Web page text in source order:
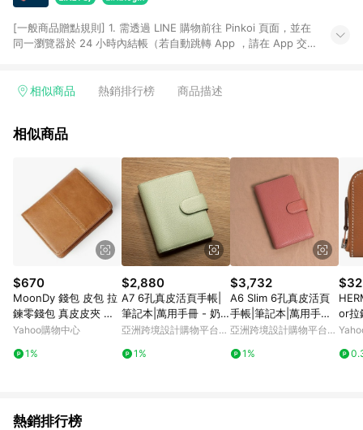
[一般商品贈點規則] 1. 需透過 LINE 購物前往 Pinkoi 頁面，並在
同一瀏覽器於 24 小時內結帳（若自動跳轉 App ，請在 App 交
回饋訂單不得享有 Pinkoi 站方優惠，例如首購優惠，P coins，
行為，不具贈點資格，部分退款不在此限。 6. APP 請更新至
貨後 45 天後發送。 8. 群眾募資商品，禮物卡，開館保證金，補
運費，攤位費等不具贈點資格。 9. LINE 購物站上之商品規格、
顏色、價位、贈品如與 Pinkoi 商品資訊頁及購物車不符，以
Pinkoi 購物商品資訊頁及購物車標示為準。 10. 點數紅包使用規
則請以點數紅包活動說明為準。 11. 若於 LINE 購物前往 Pinkoi
頁面後才首次下載 Pinkoi APP 並完成訂單，不符合導購資格；承
上，首次下載 Pinkoi APP 後，需透過 LINE 購物前往 Pinkoi 頁
面，方享導購資格。
相似商品 熱銷排行榜 商品描述
相似商品
$670
MoonDy 錢包 皮包 拉
鍊零錢包 真皮皮夾 壓
釦皮夾 錢夾 復古皮夾
Yahoo購物中心
1%
$2,880
A7 6孔真皮活頁手帳|
筆記本|萬用手冊 - 奶
綠x米
亞洲跨境設計購物平台
1%
$3,732
A6 Slim 6孔真皮活頁
手帳|筆記本|萬用手冊
- 紅粉菲菲(有扣)
亞洲跨境設計購物平台
1%
or拉
棕)
熱銷排行榜